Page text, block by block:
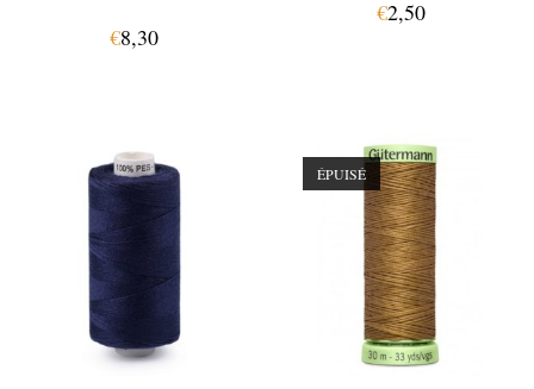
€8,30
€2,50
ÉPUISÉ